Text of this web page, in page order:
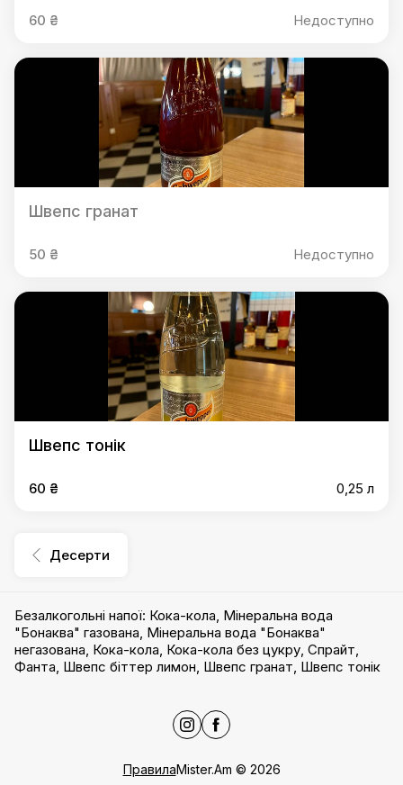
60 ₴ Недоступно
Швепс гранат
50 ₴ Недоступно
Швепс тонік
60 ₴ 0,25 л
Десерти
Безалкогольні напої: Кока-кола, Мінеральна вода
"Бонаква" газована, Мінеральна вода "Бонаква"
негазована, Кока-кола, Кока-кола без цукру, Спрайт,
Фанта, Швепс біттер лимон, Швепс гранат, Швепс тонік
ПравилаMister.Am © 2026